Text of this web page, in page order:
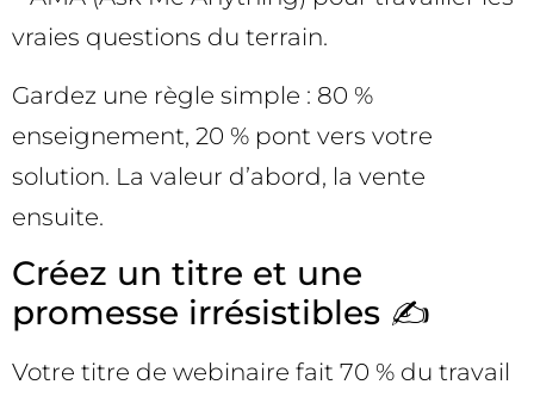
vraies questions du terrain.
Gardez une règle simple : 80 %
enseignement, 20 % pont vers votre
solution. La valeur d’abord, la vente
ensuite.
Créez un titre et une
promesse irrésistibles ✍️
Votre titre de webinaire fait 70 % du travail